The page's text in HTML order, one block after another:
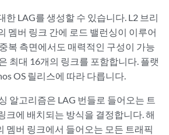
한 LAG를 생성할 수 있습니다. L2 브리
멤버 링크 간에 로드 밸런싱이 이루어
복 측면에서도 매력적인 구성이 가능
최대 16개의 링크를 포함합니다. 플랫
OS 릴리스에 따라 다릅니다.
알고리즘은 LAG 번들로 들어오는 트
크에 배치되는 방식을 결정합니다. 해
멤버 링크에서 들어오는 모든 트래픽